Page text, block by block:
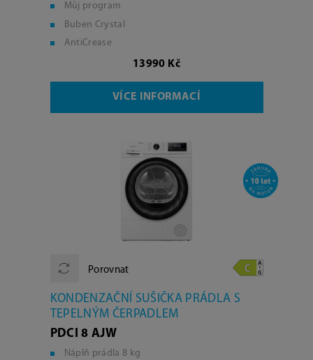
Můj program
Buben Crystal
AntiCrease
13990 Kč
VÍCE INFORMACÍ
Porovnat
KONDENZAČNÍ SUŠIČKA PRÁDLA S
TEPELNÝM ČERPADLEM
PDCI 8 AJW
Náplň prádla 8 kg